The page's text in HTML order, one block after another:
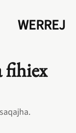
WERREJ
fihiex